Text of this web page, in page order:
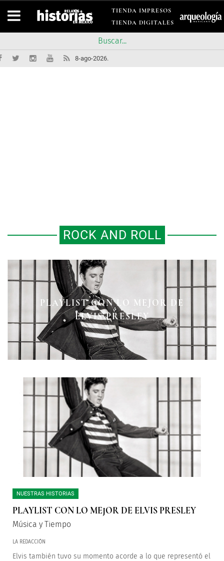
TIENDA IMPRESOS
TIENDA DIGITALES
8-ago-2026.
ROCK AND ROLL
PLAYLIST CON LO MEJOR DE
ELVIS PRESLEY
EL 68 DE ELVIS PRESLEY
PLAYLIST CON LAS MEJORES
VERSIONES DE “THE HOUSE OF
THE RISING SUN”
NUESTRAS HISTORIAS
PLAYLIST CON LO MEJOR DE ELVIS PRESLEY
Música y Tiempo
LA REDACCIÓN
Elvis también tuvo su momento acorde a lo que representó el